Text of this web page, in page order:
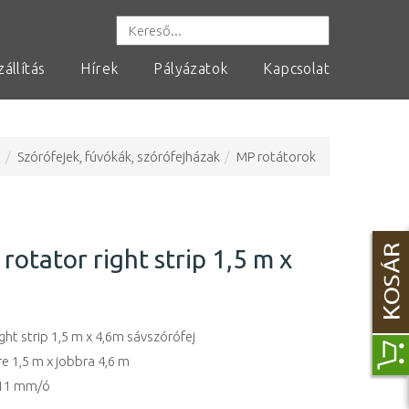
Hírek Pályázatok Kapcsolat
Szórófejek, fúvókák, szórófejházak MP rotátorok
rotator right strip 1,5 m x
strip 1,5 m x 4,6m sávszórófej
1,5 m x jobbra 4,6 m
mm/ó